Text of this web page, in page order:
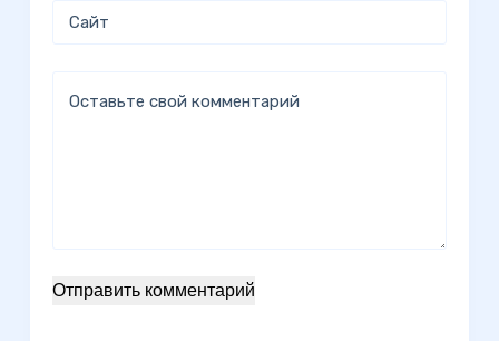
Сайт
Оставьте свой комментарий
Отправить комментарий